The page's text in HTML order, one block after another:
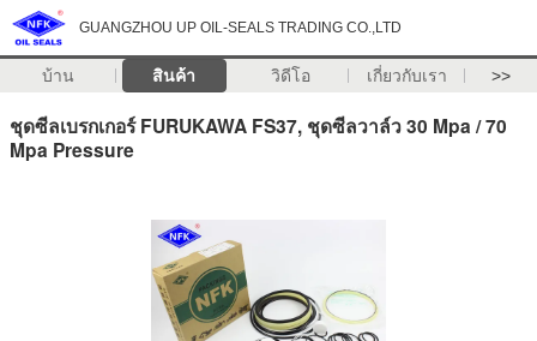
GUANGZHOU UP OIL-SEALS TRADING CO.,LTD
บ้าน สินค้า วิดีโอ เกี่ยวกับเรา >>
ชุดซีลเบรกเกอร์ FURUKAWA FS37, ชุดซีลวาล์ว 30 Mpa / 70
Mpa Pressure